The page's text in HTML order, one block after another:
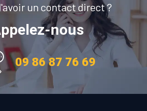
un contact direct ?
nous
09 86 87 76 69